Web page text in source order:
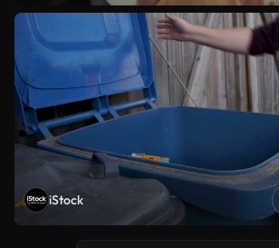
iStock